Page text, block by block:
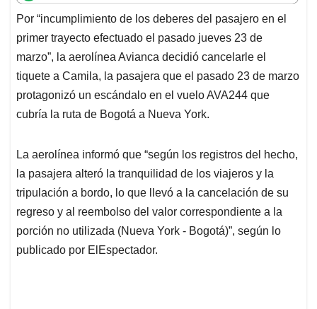
t
A
p
p
e
b
o
o
k
k
e
d
I
n
i
l
e
a
d
s
Por “incumplimiento de los deberes del pasajero en el
primer trayecto efectuado el pasado jueves 23 de
marzo”, la aerolínea Avianca decidió cancelarle el
tiquete a Camila, la pasajera que el pasado 23 de marzo
protagonizó un escándalo en el vuelo AVA244 que
cubría la ruta de Bogotá a Nueva York.
La aerolínea informó que “según los registros del hecho,
la pasajera alteró la tranquilidad de los viajeros y la
tripulación a bordo, lo que llevó a la cancelación de su
regreso y al reembolso del valor correspondiente a la
porción no utilizada (Nueva York - Bogotá)”, según lo
publicado por ElEspectador.